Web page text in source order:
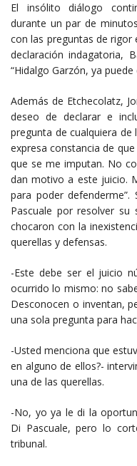
El insólito diálogo
durante un par de
con las preguntas de rigor
declaración indagatoria,
“Hidalgo Garzón, ya
Además de Etchecolatz,
deseo de declarar e
pregunta de cualquiera
expresa constancia de
que se me imputan. No
dan motivo a este juicio.
para poder
Pascuale por resolver
chocaron con la
querellas y defensas.
-Este debe ser el juicio
ocurrido lo mismo: no
Desconocen o inventan,
una sola pregunta para
-Usted menciona que
en alguno de ellos?-
una de las querellas.
-No, yo ya le di la
Di Pascuale, pero lo
tribunal.